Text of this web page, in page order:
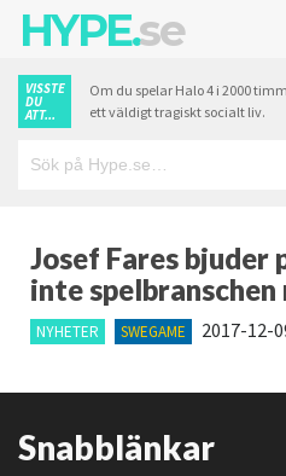
HYPE.se
VISSTE
DU
ATT...
Om du spelar Halo 4 i 2000
ett väldigt tragiskt socialt liv.
Josef Fares bjuder
inte
NYHETER SWEGAME 2017-12-
Snabblänkar